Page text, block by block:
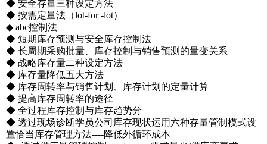
◆ 安全存量三种设定方法
◆ 按需定量法（lot-for -lot）
◆ abc控制法
◆ 短期库存预测与安全库存控制法
◆ 长周期采购批量、库存控制与销售预测的量变关系
◆ 战略库存量二种设定方法
◆ 库存量降低五大方法
◆ 库存周转率与销售计划、库存计划的定量计算
◆ 提高库存周转率的途径
◆ 全过程库存控制与库存趋势分
◆ 透过现场诊断学员公司库存现状运用六种存量管制模式设
置恰当库存管理方法----降低外循环成本